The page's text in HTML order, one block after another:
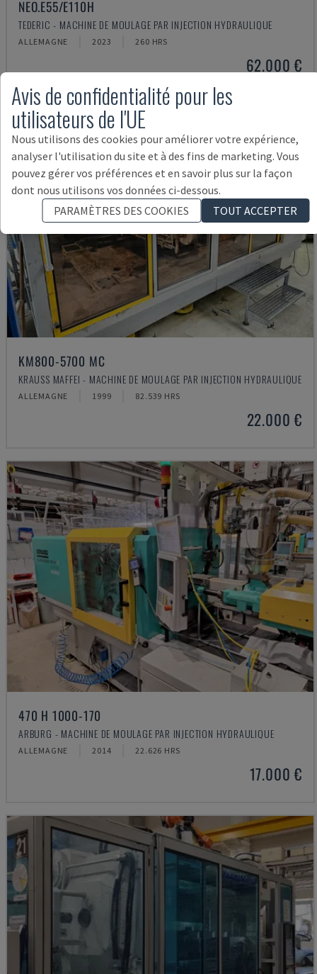
NEO.E55/E110H
TEDERIC - MACHINE DE MOULAGE PAR INJECTION HYDRAULIQUE
ALLEMAGNE 2023 260 HRS
62.000 €
KM800-5700 MC
KRAUSS MAFFEI - MACHINE DE MOULAGE PAR INJECTION HYDRAULIQUE
ALLEMAGNE 1999 82.539 HRS
22.000 €
470 H 1000-170
ARBURG - MACHINE DE MOULAGE PAR INJECTION HYDRAULIQUE
ALLEMAGNE 2014 22.626 HRS
17.000 €
Avis de confidentialité pour les
utilisateurs de l'UE
Nous utilisons des cookies pour améliorer votre expérience,
analyser l'utilisation du site et à des fins de marketing. Vous
pouvez gérer vos préférences et en savoir plus sur la façon
dont nous utilisons vos données ci-dessous.
PARAMÈTRES DES COOKIES
TOUT ACCEPTER